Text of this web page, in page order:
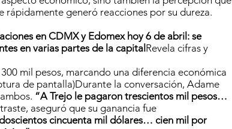
generó reacciones por su dureza.
en CDMX y Edomex hoy 6 de abril: se
en varias partes de la capital Revela cifras y
mil pesos, marcando una diferencia económica
de pantalla)Durante la conversación, Adame
“A Trejo le pagaron trescientos mil pesos…
aseguró que su ganancia fue
cincuenta mil dólares… cien mil por